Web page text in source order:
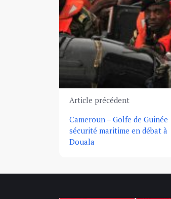
Article précédent
Cameroun – Golfe de Guinée
sécurité maritime en débat à
Douala